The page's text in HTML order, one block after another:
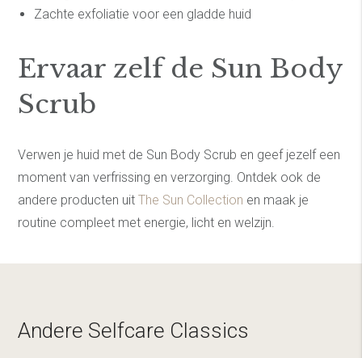
Zachte exfoliatie voor een gladde huid
Ervaar zelf de Sun Body
Scrub
Verwen je huid met de Sun Body Scrub en geef jezelf een
moment van verfrissing en verzorging. Ontdek ook de
andere producten uitThe Sun Collection en maak je
routine compleet met energie, licht en welzijn.
Andere Selfcare Classics